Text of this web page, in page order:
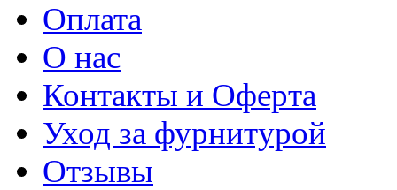
Оплата
О нас
Контакты и Оферта
Уход за фурнитурой
Отзывы